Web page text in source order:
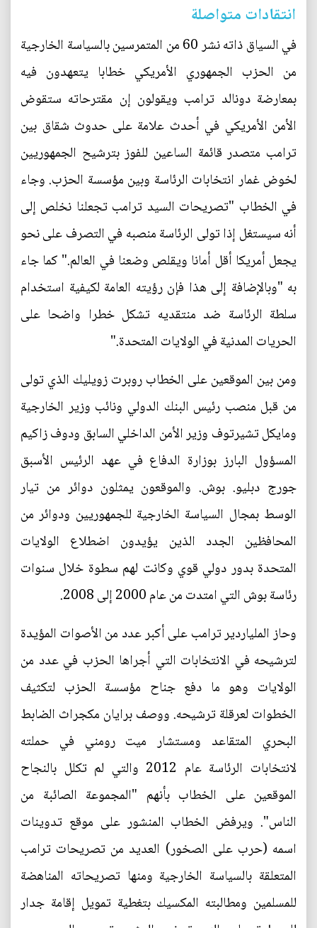
انتقادات متواصلة
في السياق ذاته نشر 60 من المتمرسين بالسياسة الخارجية
من الحزب الجمهوري الأمريكي خطابا يتعهدون فيه
بمعارضة دونالد ترامب ويقولون إن مقترحاته ستقوض
الأمن الأمريكي في أحدث علامة على حدوث شقاق بين
ترامب متصدر قائمة الساعين للفوز بترشيح الجمهوريين
لخوض غمار انتخابات الرئاسة وبين مؤسسة الحزب. وجاء
في الخطاب "تصريحات السيد ترامب تجعلنا نخلص إلى
أنه سيستغل إذا تولى الرئاسة منصبه في التصرف على نحو
يجعل أمريكا أقل أمانا ويقلص وضعنا في العالم." كما جاء
به "وبالإضافة إلى هذا فإن رؤيته العامة لكيفية استخدام
سلطة الرئاسة ضد منتقديه تشكل خطرا واضحا على
الحريات المدنية في الولايات المتحدة."
ومن بين الموقعين على الخطاب روبرت زويليك الذي تولى
من قبل منصب رئيس البنك الدولي ونائب وزير الخارجية
ومايكل تشيرتوف وزير الأمن الداخلي السابق ودوف زاكيم
المسؤول البارز بوزارة الدفاع في عهد الرئيس الأسبق
جورج دبليو. بوش. والموقعون يمثلون دوائر من تيار
الوسط بمجال السياسة الخارجية للجمهوريين ودوائر من
المحافظين الجدد الذين يؤيدون اضطلاع الولايات
المتحدة بدور دولي قوي وكانت لهم سطوة خلال سنوات
رئاسة بوش التي امتدت من عام 2000 إلى 2008.
وحاز الملياردير ترامب على أكبر عدد من الأصوات المؤيدة
لترشيحه في الانتخابات التي أجراها الحزب في عدد من
الولايات وهو ما دفع جناح مؤسسة الحزب لتكثيف
الخطوات لعرقلة ترشيحه. ووصف برايان مكجراث الضابط
البحري المتقاعد ومستشار ميت رومني في حملته
لانتخابات الرئاسة عام 2012 والتي لم تكلل بالنجاح
الموقعين على الخطاب بأنهم "المجموعة الصائبة من
الناس". ويرفض الخطاب المنشور على موقع تدوينات
اسمه (حرب على الصخور) العديد من تصريحات ترامب
المتعلقة بالسياسة الخارجية ومنها تصريحاته المناهضة
للمسلمين ومطالبته المكسيك بتغطية تمويل إقامة جدار